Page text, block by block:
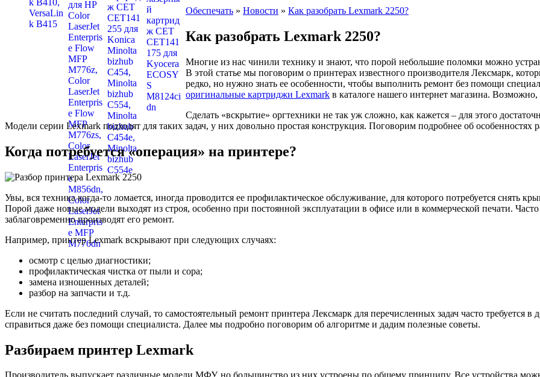
Обеспечать » Новости » Как разобрать Lexmark 2250?
Как разобрать Lexmark 2250?
Многие из нас чинили технику и знают, что порой небольшие поломки можно
В этой статье мы поговорим о принтерах известного производителя Лексмарк,
редко, но нужно знать ее особенности, чтобы выполнить ремонт без помощи
оригинальные картриджи Lexmark в каталоге нашего интернет магазина.
Сделать «вскрытие» оргтехники не так уж сложно, как кажется – для этого
Модели серии Lexmark подходят для таких задач, у них довольно простая конструкция. Поговорим подробнее об
Когда потребуется «операция» на принтере?
Увы, вся техника когда-то ломается, иногда проводится ее профилактическое обслуживание, для которого потребуется снять
Порой даже новые модели выходят из строя, особенно при постоянной эксплуатации в офисе или в коммерческой печати.
заблаговременно производят его ремонт.
Например, принтер Lexmark вскрывают при следующих случаях:
осмотр с целью диагностики;
профилактическая чистка от пыли и сора;
замена изношенных деталей;
разбор на запчасти и т.д.
Если не считать последний случай, то самостоятельный ремонт принтера Лексмарк для перечисленных задач часто требуется
справиться даже без помощи специалиста. Далее мы подробно поговорим об алгоритме и дадим полезные советы.
Разбираем принтер Lexmark